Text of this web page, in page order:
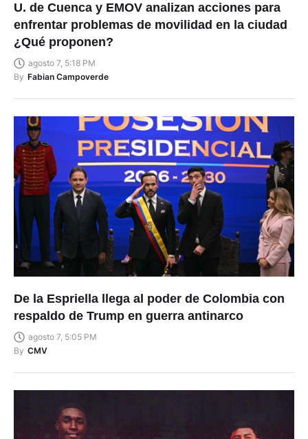
U. de Cuenca y EMOV analizan acciones para
enfrentar problemas de movilidad en la ciudad
¿Qué proponen?
agosto 7, 5:18 PM
By Fabian Campoverde
De la Espriella llega al poder de Colombia con
respaldo de Trump en guerra antinarco
agosto 7, 5:05 PM
By CMV